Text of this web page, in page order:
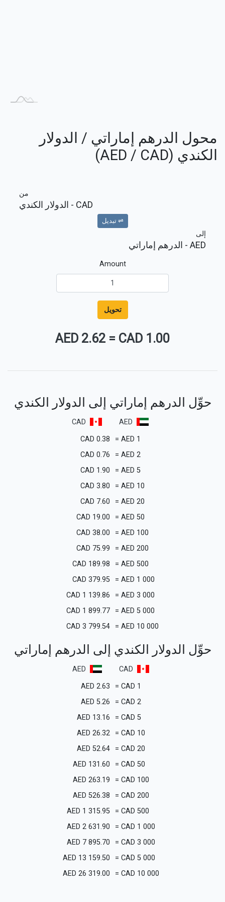
محول الدرهم إماراتي / الدولار
الكندي (AED / CAD)
من
CAD - الدولار الكندي
⇌ تبديل
إلى
AED - الدرهم إماراتي
Amount
تحويل
1.00 CAD
=
2.62 AED
حوِّل الدرهم إماراتي إلى الدولار الكندي
AED
CAD
1
AED
=
0.38
CAD
2
AED
=
0.76
CAD
5
AED
=
1.90
CAD
10
AED
=
3.80
CAD
20
AED
=
7.60
CAD
50
AED
=
19.00
CAD
100
AED
=
38.00
CAD
200
AED
=
75.99
CAD
500
AED
=
189.98
CAD
1 000
AED
=
379.95
CAD
3 000
AED
=
1 139.86
CAD
5 000
AED
=
1 899.77
CAD
10 000
AED
=
3 799.54
CAD
حوِّل الدولار الكندي إلى الدرهم إماراتي
CAD
AED
1
CAD
=
2.63
AED
2
CAD
=
5.26
AED
5
CAD
=
13.16
AED
10
CAD
=
26.32
AED
20
CAD
=
52.64
AED
50
CAD
=
131.60
AED
100
CAD
=
263.19
AED
200
CAD
=
526.38
AED
500
CAD
=
1 315.95
AED
1 000
CAD
=
2 631.90
AED
3 000
CAD
=
7 895.70
AED
5 000
CAD
=
13 159.50
AED
10 000
CAD
=
26 319.00
AED